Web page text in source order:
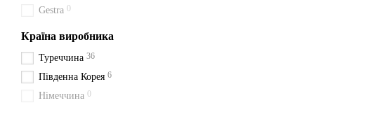
Gestra 0
Країна виробника
Туреччина 36
Південна Корея 6
Німеччина 0